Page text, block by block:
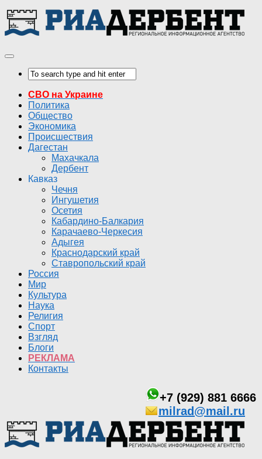
СВО на Украине
Политика
Общество
Экономика
Происшествия
Дагестан
Махачкала
Дербент
Кавказ
Чечня
Ингушетия
Осетия
Кабардино-Балкария
Карачаево-Черкесия
Адыгея
Краснодарский край
Ставропольский край
Россия
Мир
Культура
Наука
Религия
Спорт
Взгляд
Блоги
РЕКЛАМА
Контакты
+7 (929) 881 6666
milrad@mail.ru